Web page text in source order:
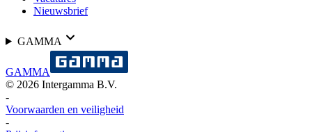
Nieuwsbrief
GAMMA
GAMMA
© 2026 Intergamma B.V.
-
Voorwaarden en veiligheid
-